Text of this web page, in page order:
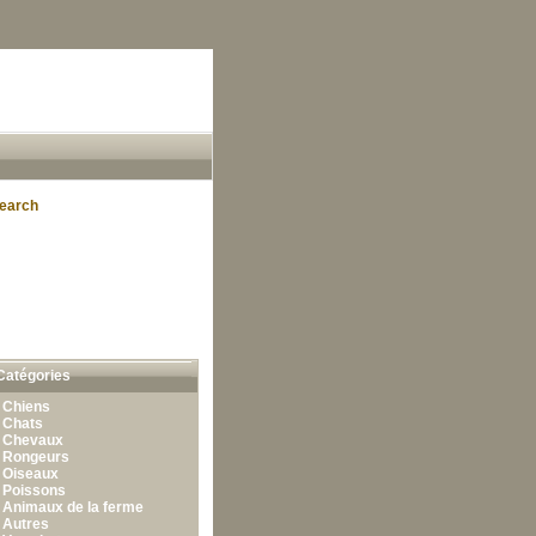
Chiens
Chats
Chevaux
Rongeurs
Oiseaux
Poissons
Animaux de la ferme
Autres